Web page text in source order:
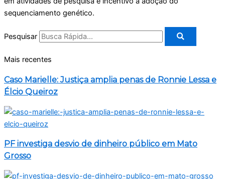
sequenciamento genético.
Pesquisar
Mais recentes
Caso Marielle: Justiça amplia penas de Ronnie Lessa e
Élcio Queiroz
PF investiga desvio de dinheiro público em Mato
Grosso